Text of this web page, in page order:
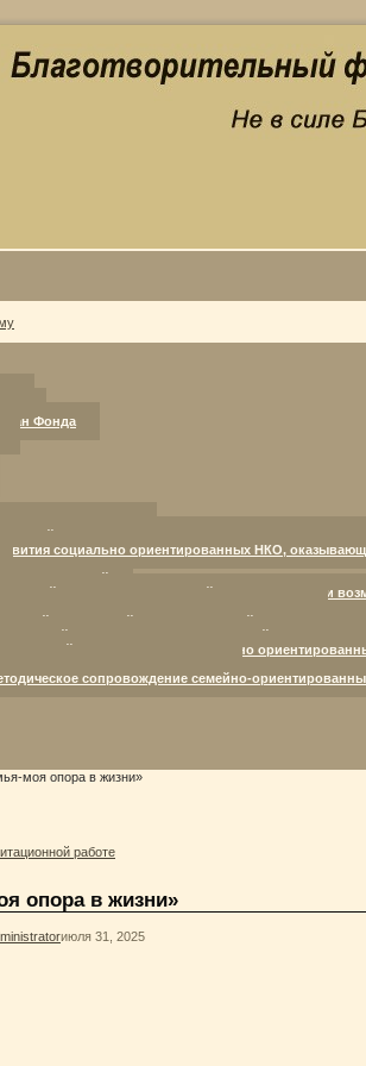
Фонда
детей с ограниченными возможностями здоровья.
социально ориентированных НКО,
возможностей
семей, воспитывающих детей с ограниченными
социальной поддержки семей,
социально-коммуникативной площадки
центр развития социально
сопровождение семейно-
моя опора в жизни»
работе
опора в жизни»
июля 31, 2025